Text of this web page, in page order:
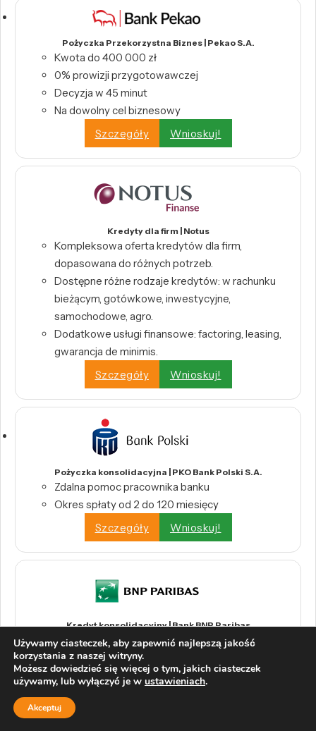
Pożyczka Przekorzystna Biznes | Pekao S.A.
Kwota do 400 000 zł
0% prowizji przygotowawczej
Decyzja w 45 minut
Na dowolny cel biznesowy
Szczegóły
Wnioskuj!
Kredyty dla firm | Notus
Kompleksowa oferta kredytów dla firm,
dopasowana do różnych potrzeb.
Dostępne różne rodzaje kredytów: w rachunku
bieżącym, gotówkowe, inwestycyjne,
samochodowe, agro.
Dodatkowe usługi finansowe: factoring, leasing,
gwarancja de minimis.
Szczegóły
Wnioskuj!
Pożyczka konsolidacyjna | PKO Bank Polski S.A.
Zdalna pomoc pracownika banku
Okres spłaty od 2 do 120 miesięcy
Szczegóły
Wnioskuj!
Kredyt konsolidacyjny | Bank BNP Paribas
Jedna rata zamiast wielu
Kwota od 1000 zł do 230 000 zł
0% prowizji
Używamy ciasteczek, aby zapewnić najlepszą jakość
korzystania z naszej witryny.
Możesz dowiedzieć się więcej o tym, jakich ciasteczek
używamy, lub wyłączyć je w ustawieniach.
Akceptuj